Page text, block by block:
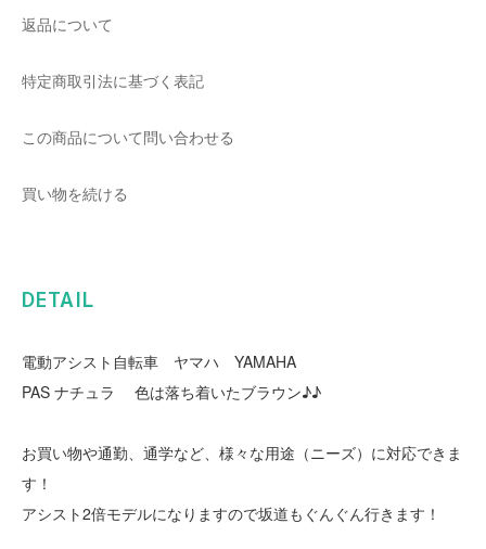
返品について
特定商取引法に基づく表記
この商品について問い合わせる
買い物を続ける
DETAIL
電動アシスト自転車 ヤマハ YAMAHA
PAS ナチュラ 色は落ち着いたブラウン♪♪
お買い物や通勤、通学など、様々な用途（ニーズ）に対応できま
す！
アシスト2倍モデルになりますので坂道もぐんぐん行きます！